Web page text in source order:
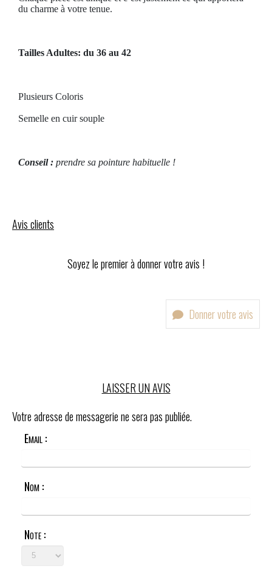
du charme à votre tenue.
Tailles Adultes: du 36 au 42
Plusieurs Coloris
Semelle en cuir souple
Conseil: prendre sa pointure habituelle !
Avis clients
Soyez le premier à donner votre avis !
Donner votre avis
LAISSER UN AVIS
Votre adresse de messagerie ne sera pas publiée.
Email :
Nom :
Note :